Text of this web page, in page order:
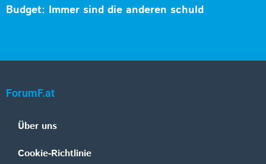
Budget: Immer sind die anderen schuld
ForumF.at
Über uns
Cookie-Richtlinie